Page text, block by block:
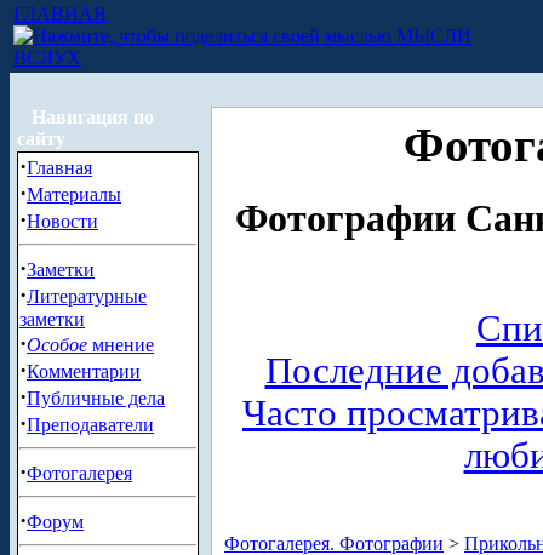
ГЛАВНАЯ
МЫСЛИ
ВСЛУХ
Навигация по
сайту
·Главная
·Материалы
·Новости
·Заметки
·Литературные
заметки
·Особое мнение
·Комментарии
·Публичные дела
·Преподаватели
·Фотогалерея
·Форум
Фотографии
Последние
Часто
Фотогалерея. Фотографии >